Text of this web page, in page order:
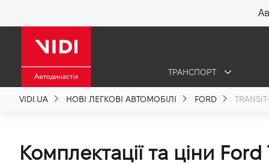
ТРАНСПОРТ
VIDI.UA НОВІ ЛЕГКОВІ АВТОМОБІЛІ FORD
Комплектації та ціни
Про компанію